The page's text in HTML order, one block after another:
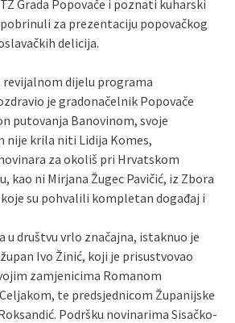
Grada Popovače i poznati kuharski
za prezentaciju popovačkog
delicija.
revijalnom dijelu programa
je gradonačelnik Popovače
putovanja Banovinom, svoje
nije krila niti Lidija Komes,
za okoliš pri Hrvatskom
kao ni Mirjana Žugec Pavičić, iz Zbora
su pohvalili kompletan događaj i
u društvu vrlo značajna, istaknuo je
Ivo Žinić, koji je prisustvovao
zamjenicima Romanom
te predsjednicom Županijske
Podršku novinarima Sisačko-